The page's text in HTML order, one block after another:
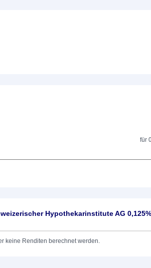
für
Hypothekarinstitute AG 0,125%
keine Renditen berechnet werden.